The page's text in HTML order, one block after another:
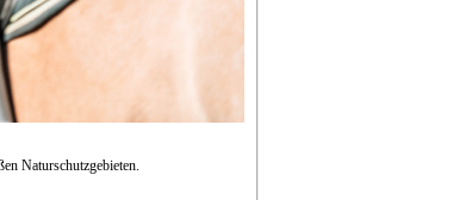
Naturschutzgebieten.